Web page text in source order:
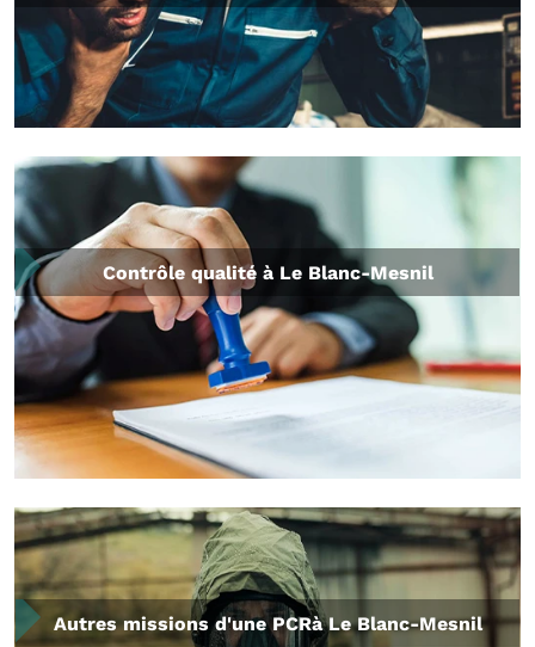
Contrôle qualité à Le Blanc-Mesnil
Autres missions d'une PCRà Le Blanc-Mesnil